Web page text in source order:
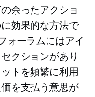
余ったアクショ
効果的な方法で
ォーラムにはアイ
クションがあり
トを頻繁に利用
を支払う意思が